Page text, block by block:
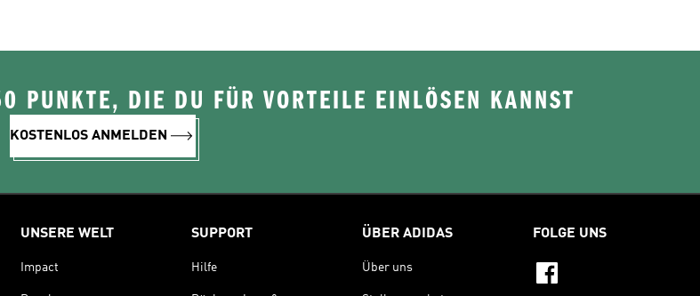
PUNKTE, DIE DU FÜR VORTEILE EINLÖSEN KANNST
KOSTENLOS ANMELDEN
UNSERE WELT
Impact
SUPPORT
Hilfe
ÜBER ADIDAS
Über uns
FOLGE UNS